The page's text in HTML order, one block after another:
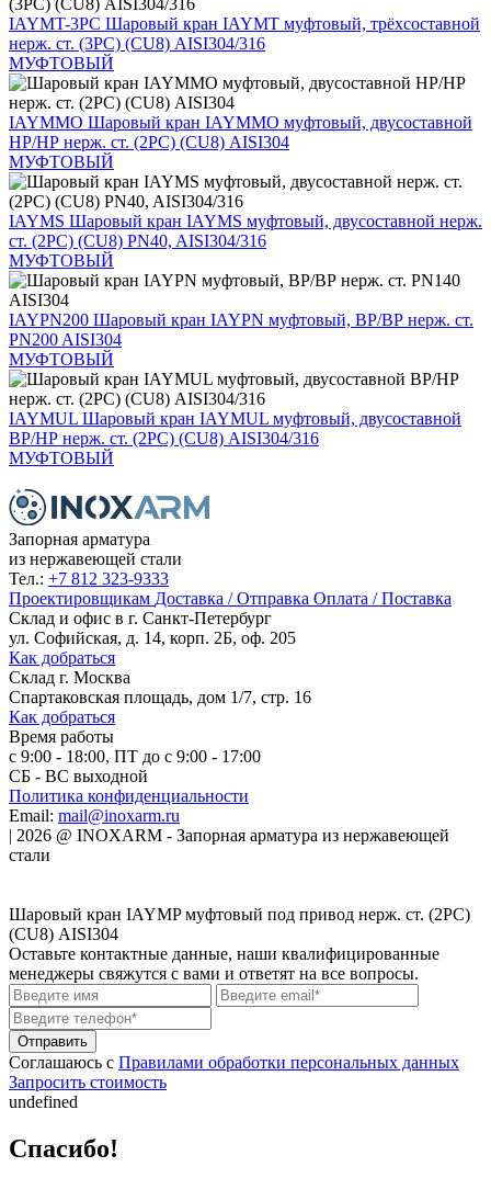
IAYMT-3PC Шаровый кран IAYMT муфтовый, трёхсоставной
нерж. ст. (3PC) (CU8) AISI304/316
МУФТОВЫЙ
IAYMMO Шаровый кран IAYMMO муфтовый, двусоставной
НР/НР нерж. ст. (2PC) (CU8) AISI304
МУФТОВЫЙ
IAYMS Шаровый кран IAYMS муфтовый, двусоставной нерж.
ст. (2PC) (CU8) PN40, AISI304/316
МУФТОВЫЙ
IAYPN200 Шаровый кран IAYPN муфтовый, ВР/ВР нерж. ст.
PN200 AISI304
МУФТОВЫЙ
IAYMUL Шаровый кран IAYMUL муфтовый, двусоставной
ВР/НР нерж. ст. (2PC) (CU8) AISI304/316
МУФТОВЫЙ
Запорная арматура
из нержавеющей стали
Тел.: +7 812 323-9333
Проектировщикам Доставка / Отправка Оплата / Поставка
Склад и офис в г. Санкт-Петербург
ул. Софийская, д. 14, корп. 2Б, оф. 205
Как добраться
Склад г. Москва
Спартаковская площадь, дом 1/7, стр. 16
Как добраться
Время работы
с 9:00 - 18:00, ПТ до с 9:00 - 17:00
СБ - ВС выходной
Политика конфиденциальности
Email: mail@inoxarm.ru
| 2026 @ INOXARM - Запорная арматура из нержавеющей
стали
Шаровый кран IAYMP муфтовый под привод нерж. ст. (2PC)
(CU8) AISI304
Оставьте контактные данные, наши квалифицированные
менеджеры свяжутся с вами и ответят на все вопросы.
Соглашаюсь с Правилами обработки персональных данных
Запросить стоимость
undefined
Спасибо!